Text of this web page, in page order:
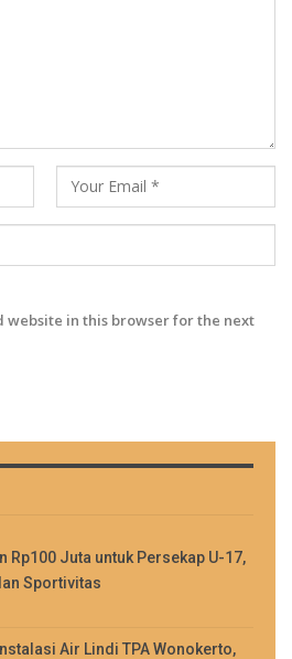
website in this browser for the next
Rp100 Juta untuk Persekap U-17,
Sportivitas
Air Lindi TPA Wonokerto,